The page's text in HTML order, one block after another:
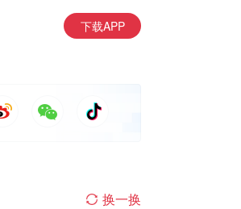
下载APP
换一换